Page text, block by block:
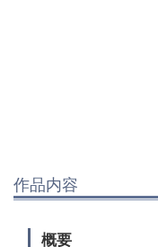
作品内容
概要